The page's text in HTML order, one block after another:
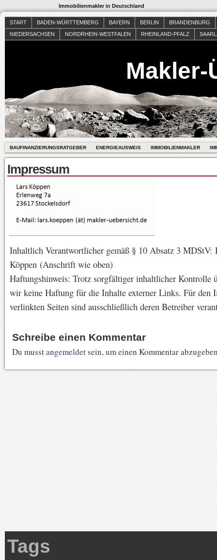
Immobilienmakler in Deutschland
START BADEN-WÜRTTEMBERG BAYERN BERLIN
BRANDENBURG
NIEDERSACHSEN
NORDRHEIN-WESTFALEN RHEINLAND-PFALZ
Makler-
BAUFINANZIERUNGSRATGEBER ENERGIEAUSWEIS IMMOBILIENMAKLER
Impressum
Inhaltlich Verantwortlicher gemäß § 10 Absatz 3 MDStV:
Köppen (Anschrift wie oben)
Haftungshinweis: Trotz sorgfältiger inhaltlicher Kontrolle
wir keine Haftung für die Inhalte externer Links. Für den
verlinkten Seiten sind ausschließlich deren Betreiber
Schreibe einen Kommentar
Du musstangemeldet sein, um einen Kommentar
Tags